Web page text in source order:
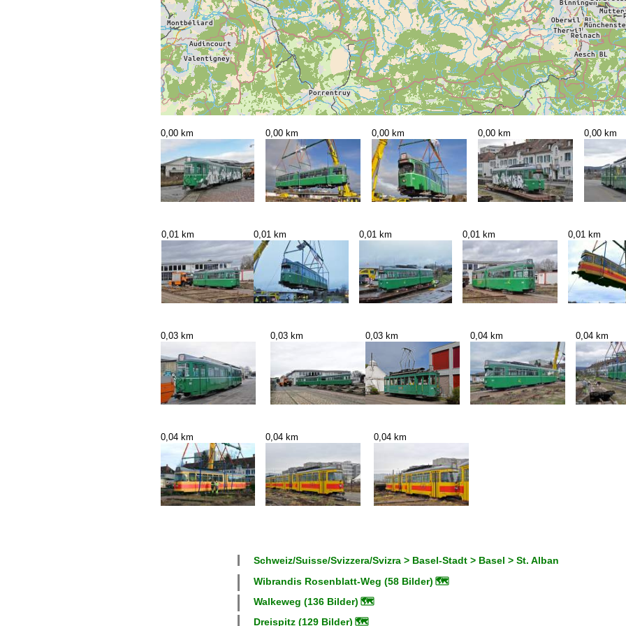
0,00 km 0,00 km 0,00 km 0,00 km 0,00 km
0,01 km 0,01 km 0,01 km 0,01 km 0,01 km
0,03 km 0,03 km 0,03 km 0,04 km 0,04 km
0,04 km 0,04 km 0,04 km
Schweiz/Suisse/Svizzera/Svizra > Basel-Stadt > Basel > St. Alban
Wibrandis Rosenblatt-Weg (58 Bilder) 🗺
Walkeweg (136 Bilder) 🗺
Dreispitz (129 Bilder) 🗺